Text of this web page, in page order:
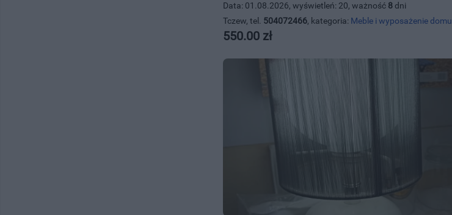
Data: 01.08.2026, wyświetleń: 20, ważność 8dni
Tczew, tel. 504072466, kategoria: Meble i wyposażenie domu
550.00 zł